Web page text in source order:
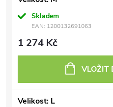
Skladem
EAN: 1200132691063
1 274 Kč
VLOŽIT
Velikost: L